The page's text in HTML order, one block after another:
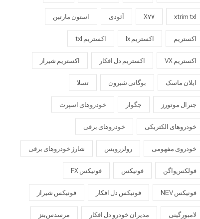
xtrim txl X۷۷ آئودی استون مارتین
اکستریم اکستریم lx اکستریم txl
اکستریم VX اکستریم دل افکار اکستریم شیراز
ایلان ماسک بوگاتی شیرون تسلا
جنرال موتورز جگوار خودروهای اسپرت
خودروهای الکتریکی خودروهای برقی
خودروی مفهومی رولزرویس شارژ خودروهای برقی
فولکس‌واگن فونیکس فونیکس FX
فونیکس NEV فونیکس دل افکار فونیکس شیراز
لامبورگینی مدیران خودرو دل افکار مرسدس‌بنز